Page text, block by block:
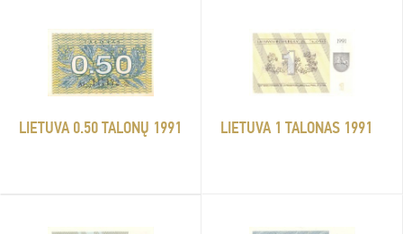
LIETUVA 0.50 TALONŲ 1991 LIETUVA 1 TALONAS 1991